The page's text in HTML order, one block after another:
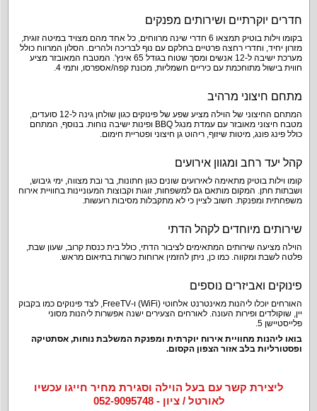
חדרים יוקרתיים ושירותים מפנקים
בקומו וילות בוטיק תמצאו 6 חדרי שינה מרווחים, כל אחד מהם מצויד במיטה זוגית,
מזרון יחיד, וחדרי רחצה פרטיים בחלקם עם נוף לבריכה ולהרים. הסלון המרווח כולל
מערכת ישיבה ל-12 אנשים ומסך שטוח בגודל 65 אינץ'. המטבח המאובזר מציע
חווית בישול מתוחכמת עם כיריים חשמליות, מכונת קפה/אספרסו, ותמי 4.
מתחם חיצוני מרהיב
המתחם החיצוני של הוילה מציע שפע של פינוקים כגון שולחן גינה ל-12 סועדים,
מטבח חיצוני מאובזר עם עמדת מנגל BBQ ופינות ישיבה נוחות. בנוסף, המתחם
כולל פינג פונג, מיטות שיזוף, ריהוט גן חיצוני ופטריית חימום.
קהל יעד רחב ומגוון אירועים
קומו וילות בוטיק מתאימה לאירועים שונים כגון חתונות, בר ובת מצווה, ימי גיבוש,
ושבתות חתן. המקום מותאם גם למשפחות, זוגות וקבוצות המעוניינות בחוויית אירוח
משפחתית ומפנקת. חשוב לציין כי לא מתקבלות מסיבות רועשות.
שירותים מיוחדים לקהל הדתי
הוילה מציעה שירותים המתאימים לציבור הדתי, כולל בית כנסת קרוב, שעון שבת,
פלטה לשבת ומקווה. כמו כן, ניתן להזמין ארוחות כשרות בתיאום מראש.
פינוקים ואביזרים נוספים
האורחים יוכלו ליהנות מאינטרנט אלחוטי (WiFi) ו-FreeTV, לצד פינוקים כמו בקבוק
יין, שוקולדים ופירות העונה. לאורחים הצעירים ישנה אפשרות ליהנות מסוני
פלייסטיישן 5.
בואו ליהנות מחוויית אירוח יוקרתית ומפנקת המשלבת נוחות, אסתטיקה
ופסטורליות בלב אזור הצפון הקסום.
ליצירת קשר עם בעל הוילה וסגירת מחיר חייגו עכשיו
לאורטל / ציון - 052-9095748